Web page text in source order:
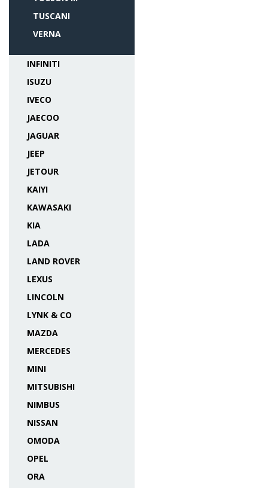
TUSCANI
VERNA
INFINITI
ISUZU
IVECO
JAECOO
JAGUAR
JEEP
JETOUR
KAIYI
KAWASAKI
KIA
LADA
LAND ROVER
LEXUS
LINCOLN
LYNK & CO
MAZDA
MERCEDES
MINI
MITSUBISHI
NIMBUS
NISSAN
OMODA
OPEL
ORA